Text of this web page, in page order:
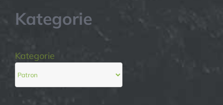
Kategorie
Kategorie